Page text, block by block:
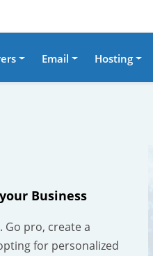
Email Hosting
Business
pro, create a
for personalized